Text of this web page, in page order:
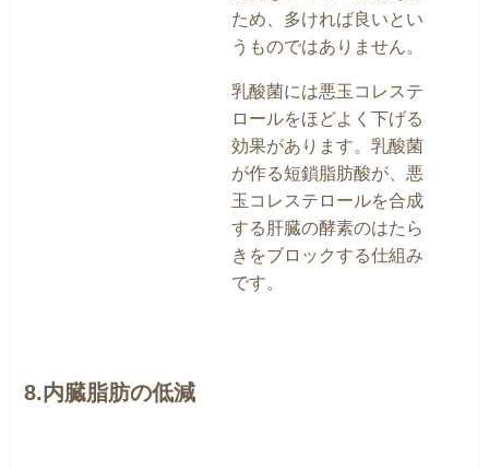
ため、多ければ良いとい
うものではありません。
乳酸菌には悪玉コレステ
ロールをほどよく下げる
効果があります。乳酸菌
が作る短鎖脂肪酸が、悪
玉コレステロールを合成
する肝臓の酵素のはたら
きをブロックする仕組み
です。
8.内臓脂肪の低減